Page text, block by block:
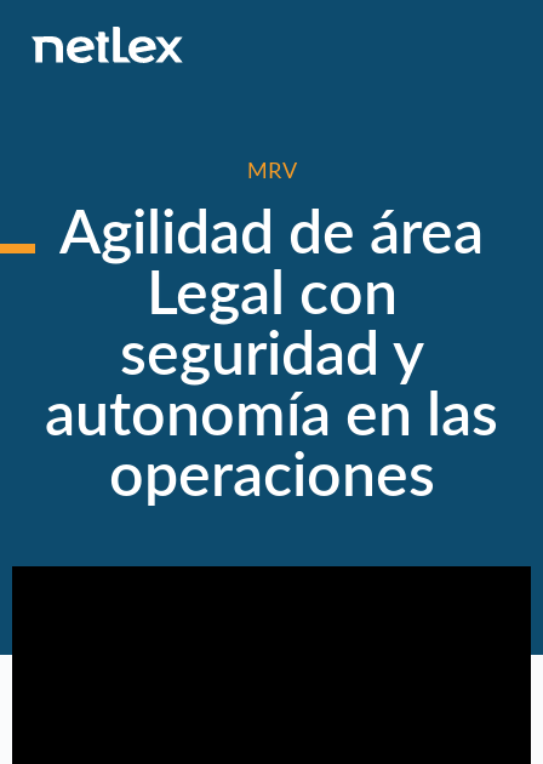
MRV
Agilidad de área
Legal con
seguridad y
autonomía en las
operaciones